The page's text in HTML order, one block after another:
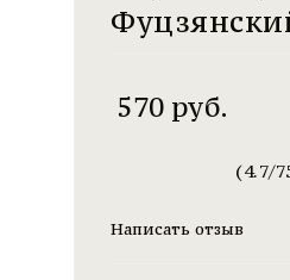
570 руб.
(4.7/
Написать отзыв